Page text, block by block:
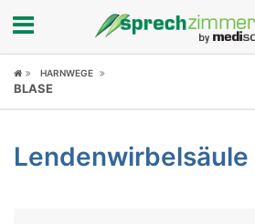
Fokus
Symptome
HARNWEGE
BLASE
Lendenwirbelsäule